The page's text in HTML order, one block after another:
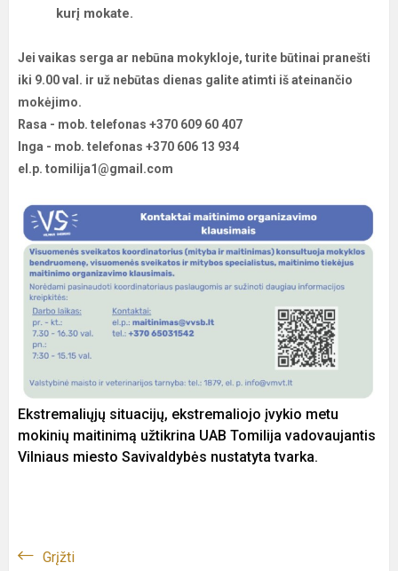
kurį mokate.
Jei vaikas serga ar nebūna mokykloje, turite būtinai pranešti
iki 9.00 val. ir už nebūtas dienas galite atimti iš ateinančio
mokėjimo.
Rasa - mob. telefonas +370 609 60 407
Inga - mob. telefonas +370 606 13 934
el.p. tomilija1@gmail.com
Ekstremaliųjų situacijų, ekstremaliojo įvykio metu
mokinių maitinimą užtikrina UAB Tomilija vadovaujantis
Vilniaus miesto Savivaldybės nustatyta tvarka.
Grįžti